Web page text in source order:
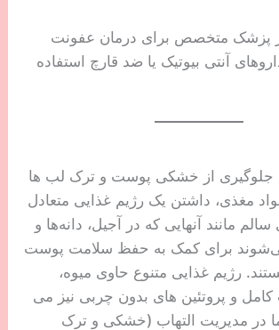
پزشک متخصص برای درمان عفونت
آنتی بیوتیک یا ضد قارچ استفاده
جلوگیری از خشکی پوست و ترک لب ها
مغذی، داشتن یک رژیم غذایی متعادل
مانند آنهایی که در آجیل، دانه‌ها و
می‌شوند برای کمک به حفظ سلامت پوست
رژیم غذایی متنوع حاوی میوه،
و پروتئین های بدون چربی نیز می
در مدیریت التهاب (خشکی و ترک